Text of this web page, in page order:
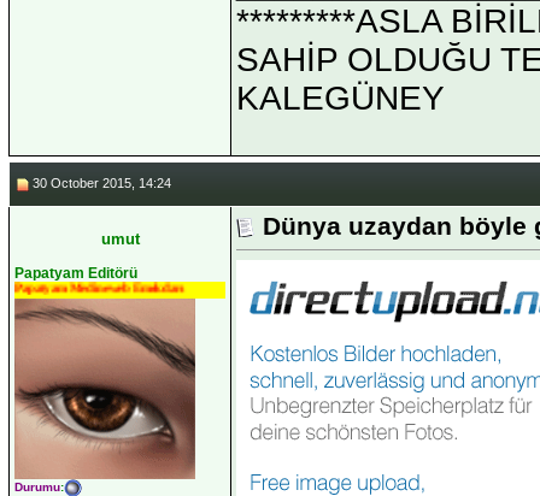
*********ASLA
SAHİP OLDUĞU
KALEGÜNEY
30 October 2015, 14:24
umut
Papatyam Editörü
Papatyam Medineweb Emekdarı
Durumu:
Dünya uzaydan böyle